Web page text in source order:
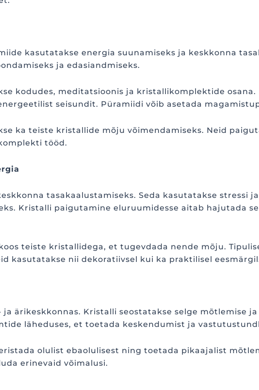
kasutatakse energia suunamiseks ja keskkonna
ja edasiandmiseks.
kodudes, meditatsioonis ja kristallikomplektide
seisundit. Püramiidi võib asetada
ka teiste kristallide mõju võimendamiseks. Neid
tööd.
tasakaalustamiseks. Seda kasutatakse stressi
Kristalli paigutamine eluruumidesse aitab hajutada
teiste kristallidega, et tugevdada nende mõju.
kasutatakse nii dekoratiivsel kui ka praktilisel
ärikeskkonnas. Kristalli seostatakse selge mõtlemise
läheduses, et toetada keskendumist ja
olulist ebaolulisest ning toetada pikaajalist
erinevaid võimalusi.